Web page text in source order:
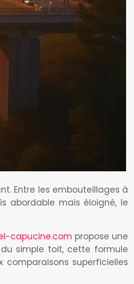
Entre les embouteillages à
abordable mais éloigné, le
capucine.com propose une
simple toit, cette formule
superficielles